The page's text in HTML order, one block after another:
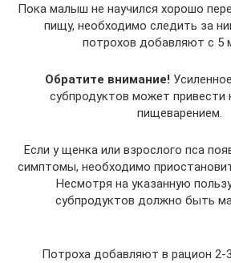
Пока малыш не научился хорошо
пищу, необходимо следить за
потрохов добавляют с 5
Обратите внимание!
субпродуктов может привести
пищеварением.
Если у щенка или взрослого пса
симптомы, необходимо
Несмотря на указанную
субпродуктов должно быть
Потроха добавляют в рацион 2-